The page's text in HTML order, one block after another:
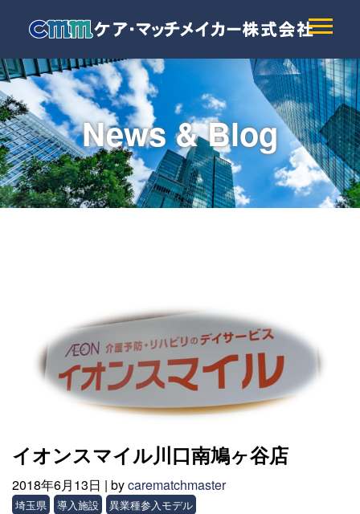
News & Blog
イオンスマイル川口南鳩ヶ谷店
2018年6月13日 | bycarematchmaster
埼玉県 導入施設 異業種参入モデル